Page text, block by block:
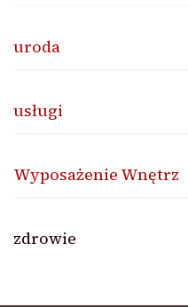
uroda
usługi
Wyposażenie Wnętrz
zdrowie